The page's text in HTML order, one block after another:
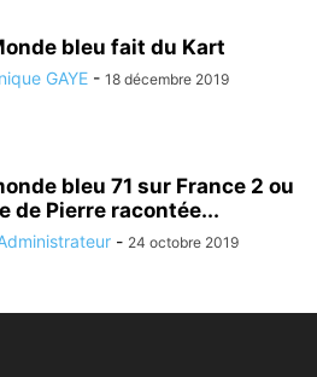
bleu fait du Kart
GAYE - 18 décembre 2019
bleu 71 sur France 2 ou
de Pierre racontée...
- 24 octobre 2019